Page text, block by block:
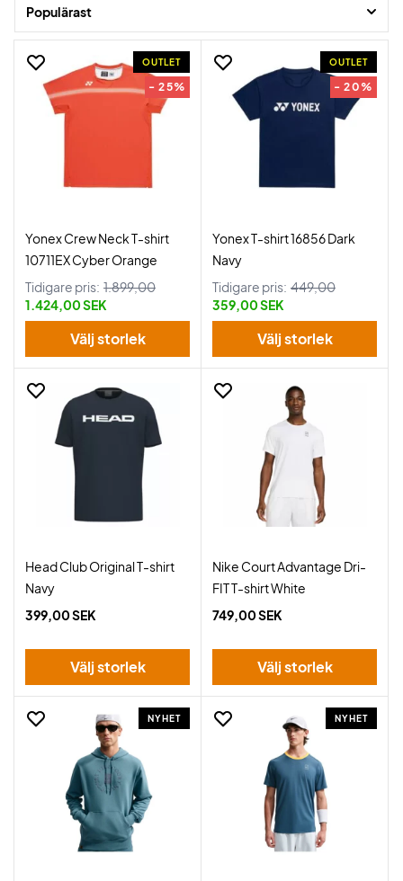
Populärast
OUTLET
- 25%
Yonex Crew Neck T-shirt
10711EX Cyber Orange
Tidigare pris: 1.899,00
1.424,00 SEK
Välj storlek
OUTLET
- 20%
Yonex T-shirt 16856 Dark
Navy
Tidigare pris: 449,00
359,00 SEK
Välj storlek
Head Club Original T-shirt
Navy
399,00 SEK
Välj storlek
Nike Court Advantage Dri-
FIT T-shirt White
749,00 SEK
Välj storlek
NYHET NYHET